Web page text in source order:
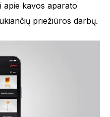
apie kavos aparato
priežiūros darbų.